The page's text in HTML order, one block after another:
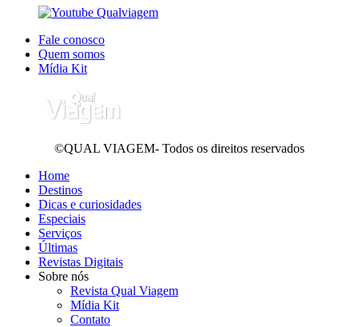
Fale conosco
Quem somos
Mídia Kit
©QUAL VIAGEM- Todos os direitos reservados
Home
Destinos
Dicas e curiosidades
Especiais
Serviços
Últimas
Revistas Digitais
Sobre nós
Revista Qual Viagem
Mídia Kit
Contato